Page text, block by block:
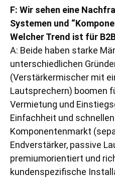
F: Wir sehen eine
Systemen und
Welcher Trend ist für
A: Beide haben starke
unterschiedlichen
(Verstärkermischer mit
Lautsprechern) boomen
Vermietung und
Einfachheit und
Komponentenmarkt
Endverstärker, passive
premiumorientiert und
kundenspezifische